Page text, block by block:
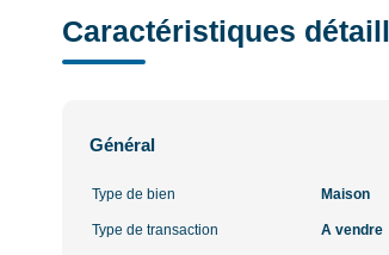
Caractéristiques
Général
Type de bien Maison
Type de transaction A vendre